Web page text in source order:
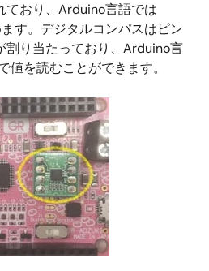
ており、Arduino言語では
す。デジタルコンパスはピン
割り当たっており、Arduino言
を読むことができます。